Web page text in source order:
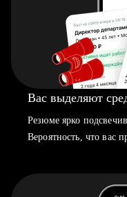
Вас выделяют
Резюме ярко
Вероятность, что вас